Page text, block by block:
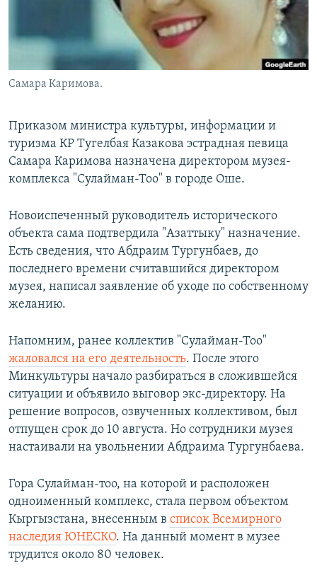
Самара Каримова.
Приказом министра культуры, информации и
туризма КР Тугелбая Казакова эстрадная певица
Самара Каримова назначена директором музея-
комплекса "Сулайман-Тоо" в городе Оше.
Новоиспеченный руководитель исторического
объекта сама подтвердила "Азаттыку" назначение.
Есть сведения, что Абдраим Тургунбаев, до
последнего времени считавшийся директором
музея, написал заявление об уходе по собственному
желанию.
Напомним, ранее коллектив "Сулайман-Тоо"
жаловался на его деятельность. После этого
Минкультуры начало разбираться в сложившейся
ситуации и объявило выговор экс-директору. На
решение вопросов, озвученных коллективом, был
отпущен срок до 10 августа. Но сотрудники музея
настаивали на увольнении Абдраима Тургунбаева.
Гора Сулайман-тоо, на которой и расположен
одноименный комплекс, стала первом объектом
Кыргызстана, внесенным в список Всемирного
наследия ЮНЕСКО. На данный момент в музее
трудится около 80 человек.